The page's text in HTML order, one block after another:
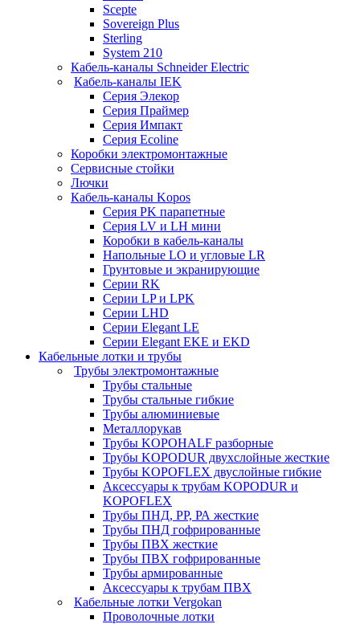
Scepte
Sovereign Plus
Sterling
System 210
Кабель-каналы Schneider Electric
Кабель-каналы IEK
Серия Элекор
Серия Праймер
Серия Импакт
Серия Ecoline
Коробки электромонтажные
Сервисные стойки
Лючки
Кабель-каналы Kopos
Серия PK парапетные
Серия LV и LH мини
Коробки в кабель-каналы
Напольные LO и угловые LR
Грунтовые и экранирующие
Серии RK
Серии LP и LPK
Серии LHD
Серии Elegant LE
Серии Elegant EKE и EKD
Кабельные лотки и трубы
Трубы электромонтажные
Трубы стальные
Трубы стальные гибкие
Трубы алюминиевые
Металлорукав
Трубы KOPOHALF разборные
Трубы KOPODUR двухслойные жесткие
Трубы KOPOFLEX двуслойные гибкие
Аксессуары к трубам KOPODUR и
KOPOFLEX
Трубы ПНД, РР, РА жесткие
Трубы ПНД гофрированные
Трубы ПВХ жесткие
Трубы ПВХ гофрированные
Трубы армированные
Аксессуары к трубам ПВХ
Кабельные лотки Vergokan
Проволочные лотки